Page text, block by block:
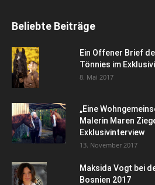
Beliebte Beiträge
Ein Offener Brief
Tönnies im
8. Mai 2017
„Eine
Malerin Maren
Exklusivinterview
13. November 2017
Maksida Vogt bei
Bosnien 2017